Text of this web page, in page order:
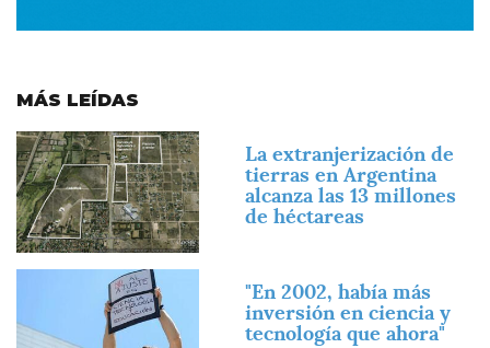
MÁS LEÍDAS
Imagen
La extranjerización de
tierras en Argentina
alcanza las 13 millones
de héctareas
"En 2002, había más
inversión en ciencia y
tecnología que ahora"